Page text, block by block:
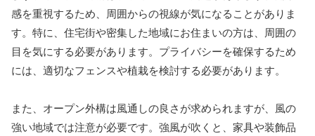
感を重視するため、周囲からの視線が気になることがありま
す。特に、住宅街や密集した地域にお住まいの方は、周囲の
目を気にする必要があります。プライバシーを確保するため
には、適切なフェンスや植栽を検討する必要があります。
また、オープン外構は風通しの良さが求められますが、風の
強い地域では注意が必要です。強風が吹くと、家具や装飾品